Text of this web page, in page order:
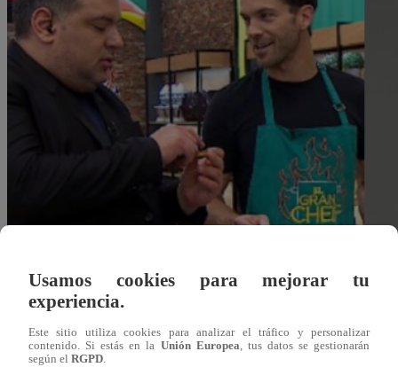
Usamos cookies para mejorar tu
experiencia.
Este sitio utiliza cookies para analizar el tráfico y personalizar
contenido. Si estás en la Unión Europea , tus datos se gestionarán
según el RGPD